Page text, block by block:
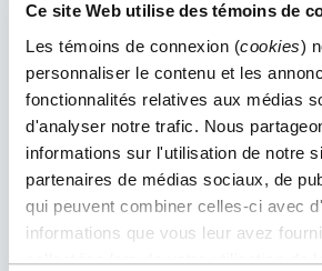
Ce site Web utilise des témoins de
Les témoins de connexion (cookies)
personnaliser le contenu et les
fonctionnalités relatives aux médias
d'analyser notre trafic. Nous
informations sur l'utilisation de notre
partenaires de médias sociaux, de
qui peuvent combiner celles-ci avec
informations que vous leur avez
collectées lors de votre utilisation de
lien
s'ouvrira
dans
une
nouvelle
fenêtre
Le gala récompense les équipes
Groupe Financier ayant obtenu
résultats au Québec dans les
Fondé en 1892, iA Groupe
gamme complète de produits
maladie, d’épargne et de retraite